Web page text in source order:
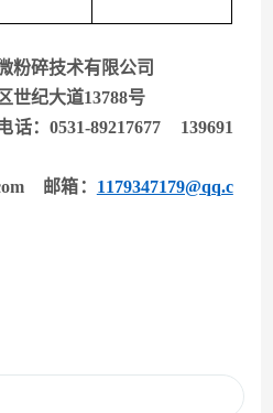
粉碎技术有限公司
世纪大道13788号
：0531-89217677 139691
邮箱： 1179347179@qq.c